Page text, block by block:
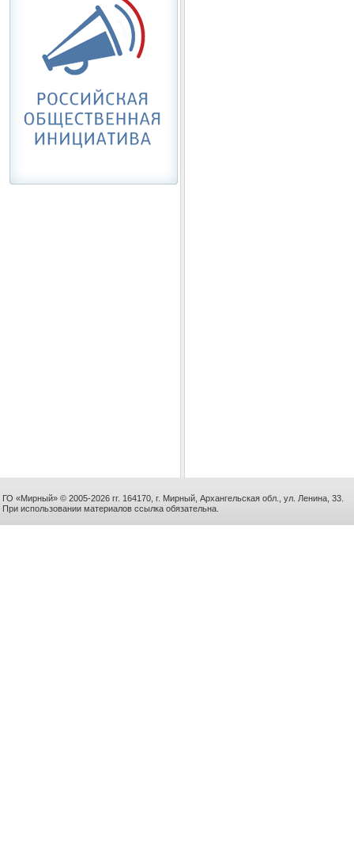
ГО «Мирный» © 2005-2026 гг. 164170, г. Мирный, Архангельская обл., ул. Ленина, 33.
При использовании материалов ссылка обязательна.